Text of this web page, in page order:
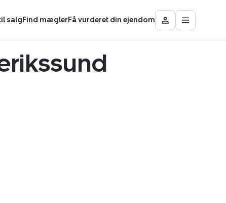
salgFind mæglerFå vurderet din ejendom
Besøg
Mit
Åbn